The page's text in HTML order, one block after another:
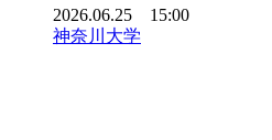
2026.06.25 15:00
神奈川大学